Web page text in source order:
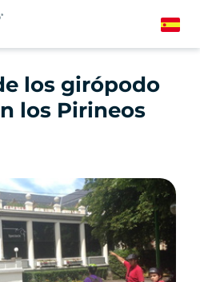
Spanish
los girópodo
los Pirineos